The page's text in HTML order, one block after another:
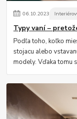
06.10.2023
Typy vaní –
Podľa toho, koľko
stojacu alebo
modely. Vďaka tomu